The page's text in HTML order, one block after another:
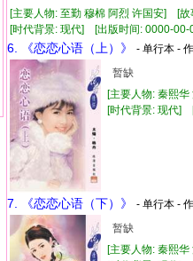
[主要人物: 至勤 穆棉 阿烈 许国安] [
[时代背景: 现代] [出版时间: 0000-
6. 《恋恋心语（上）》 - 单行本 -
暂缺
[主要人物: 秦熙
[时代背景: 现代
7. 《恋恋心语（下）》 - 单行本 -
暂缺
[主要人物: 秦熙